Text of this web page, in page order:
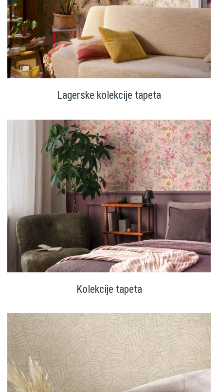
Lagerske kolekcije tapeta
Kolekcije tapeta